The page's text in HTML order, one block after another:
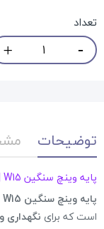
تعداد
توضیحات
پایه وینچ سنگین W15 | پایه اسپیکر صنعتی فوق سنگین تا 200 کیلوگرم
پایه وینچ سنگین W15
است که برای نگهداری